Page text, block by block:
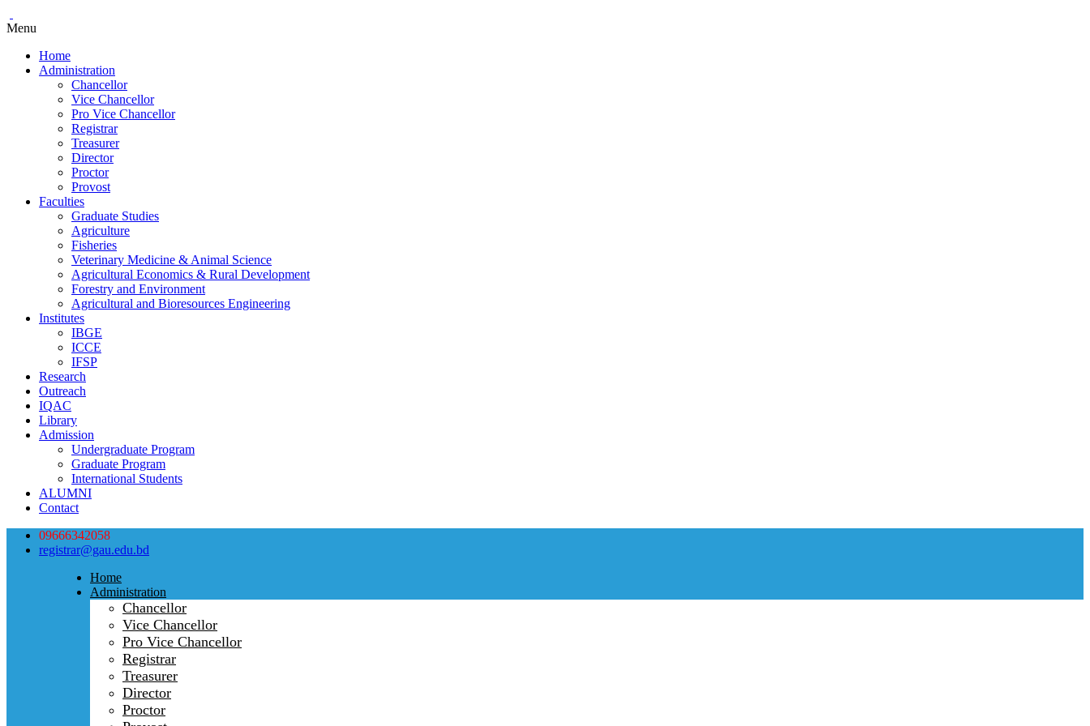
Menu
Home
Administration
Chancellor
Vice Chancellor
Pro Vice Chancellor
Registrar
Treasurer
Director
Proctor
Provost
Faculties
Graduate Studies
Agriculture
Fisheries
Veterinary Medicine & Animal Science
Agricultural Economics & Rural Development
Forestry and Environment
Agricultural and Bioresources Engineering
Institutes
IBGE
ICCE
IFSP
Research
Outreach
IQAC
Library
Admission
Undergraduate Program
Graduate Program
International Students
ALUMNI
Contact
09666342058
registrar@gau.edu.bd
Home
Administration
Chancellor
Vice Chancellor
Pro Vice Chancellor
Registrar
Treasurer
Director
Proctor